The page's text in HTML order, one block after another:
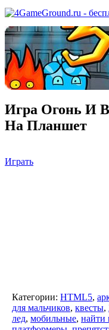
Игра Огонь И
На Планшет
Играть
Категории: HTML5,
для мальчиков, квесты,
лед, мобильные, найти